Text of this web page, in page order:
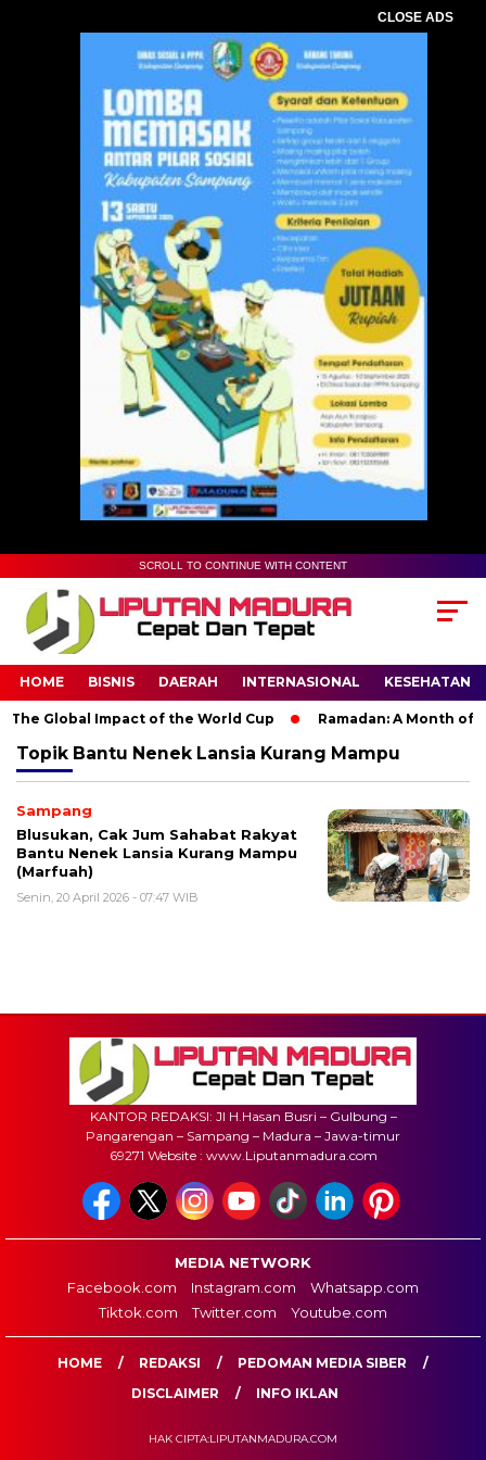
CLOSE ADS
SCROLL TO CONTINUE WITH CONTENT
HOME BISNIS DAERAH INTERNASIONAL KESEHATAN
Global Impact of the World Cup Ramadan: A Month of
Topik Bantu Nenek Lansia Kurang Mampu
Sampang
Blusukan, Cak Jum Sahabat Rakyat
Bantu Nenek Lansia Kurang Mampu
(Marfuah)
Senin, 20 April 2026 - 07:47 WIB
KANTOR REDAKSI: Jl H.Hasan Busri – Gulbung –
Pangarengan – Sampang – Madura – Jawa-timur
69271 Website : www.Liputanmadura.com
MEDIA NETWORK
Facebook.com
Instagram.com
Whatsapp.com
Tiktok.com
Twitter.com Youtube.com
HOME REDAKSI
PEDOMAN MEDIA SIBER
DISCLAIMER
INFO IKLAN
HAK CIPTA:LIPUTANMADURA.COM